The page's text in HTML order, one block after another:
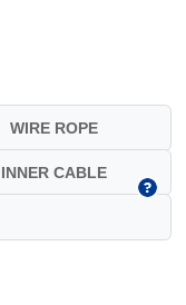
WIRE ROPE
INNER CABLE